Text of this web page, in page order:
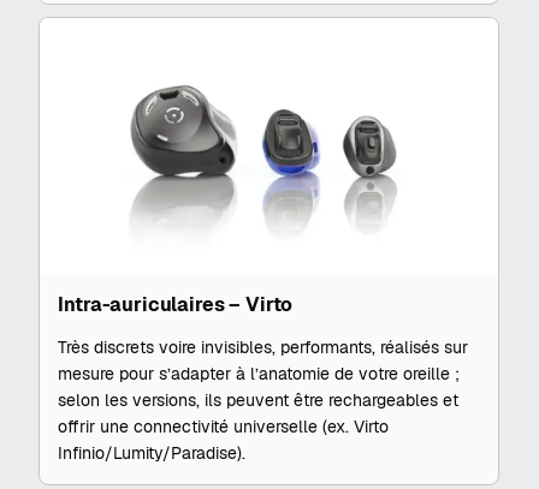
Intra-auriculaires – Virto
Très discrets voire invisibles, performants, réalisés sur
mesure pour s’adapter à l’anatomie de votre oreille ;
selon les versions, ils peuvent être rechargeables et
offrir une connectivité universelle (ex. Virto
Infinio/Lumity/Paradise).